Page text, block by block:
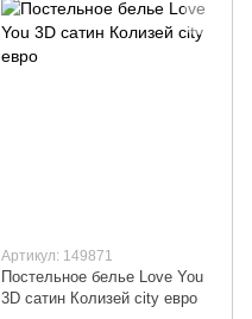
Артикул: 149871
Постельное белье Love You
3D сатин Колизей city евро